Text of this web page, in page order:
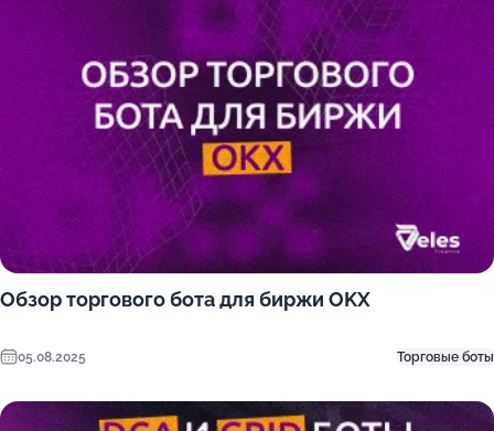
Обзор торгового бота для биржи OKX
05.08.2025 Торговые боты